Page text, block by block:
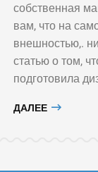
собственная
вам, что на
внешностью,.
статью о том,
подготовила
ДАЛЕЕ